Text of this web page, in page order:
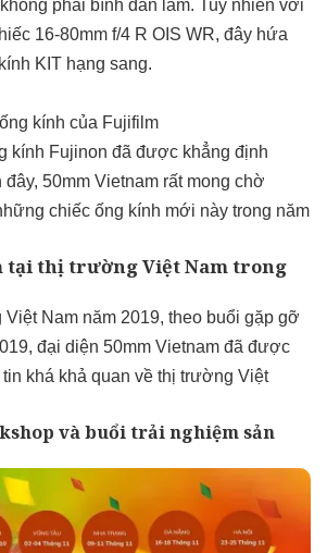
phải bình dân lắm. Tuy nhiên với
16-80mm f/4 R OIS WR, đây hứa
KIT hạng sang.
kính của Fujifilm
kính Fujinon đã được khẳng định
50mm Vietnam rất mong chờ
chiếc ống kính mới này trong năm
tại thị trường Việt Nam trong
Nam năm 2019, theo buổi gặp gỡ
đại diện 50mm Vietnam đã được
khá khả quan về thị trường Việt
và buổi trải nghiệm sản